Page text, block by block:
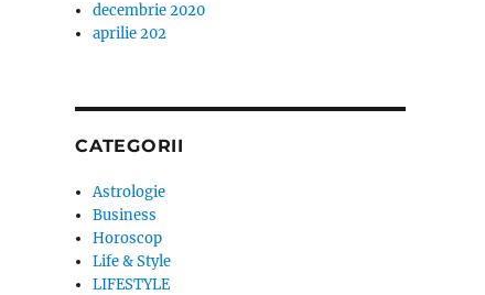
decembrie 2020
aprilie 202
CATEGORII
Astrologie
Business
Horoscop
Life & Style
LIFESTYLE